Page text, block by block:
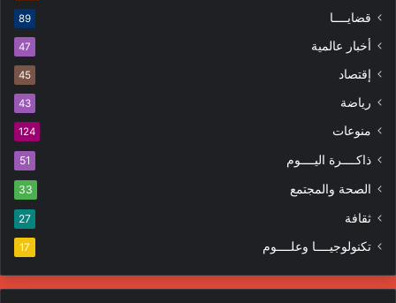
قضايــــا 89
أخبار عالمية 47
إقتصاد 45
رياضة 43
منوعات 124
ذاكــــرة اليــــوم 51
الصحة والمجتمع 33
ثقافة 27
تكنولوجيــــا وعلــــوم 17